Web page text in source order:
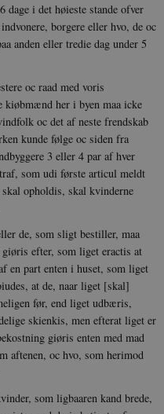
dage i det høieste stande ofver
borgere eller hvo, de oc
anden eller tredie dag under 5
oc raad med voris
kiøbmænd her i byen maa icke
oc det af neste frendskab
kunde følge oc siden fra
3 eller 4 par af hver
som udi første articul meldt
opholdis, skal kvinderne
de, som sligt bestiller, maa
efter, som liget eractis at
en part enten i huset, som liget
at de, naar liget [skal]
før, end liget udbæris,
skienkis, men efterat liget er
giøris enten med mad
aftenen, oc hvo, som herimod
som ligbaaren kand brede,